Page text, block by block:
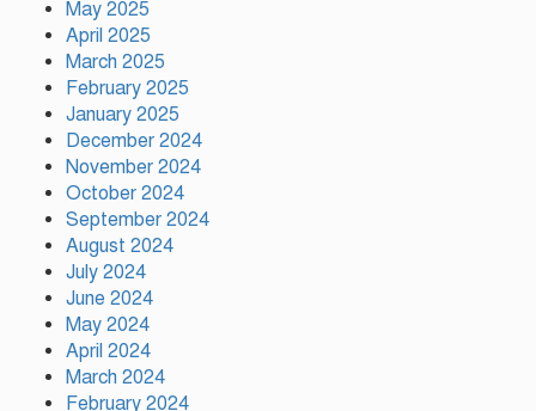
দুর্গাপূজায় আসছে সালমার নতুন গান,
রেকর্ড সম্পন্ন
May 2025
April 2025
March 2025
February 2025
January 2025
December 2024
November 2024
October 2024
September 2024
August 2024
July 2024
June 2024
May 2024
April 2024
March 2024
February 2024